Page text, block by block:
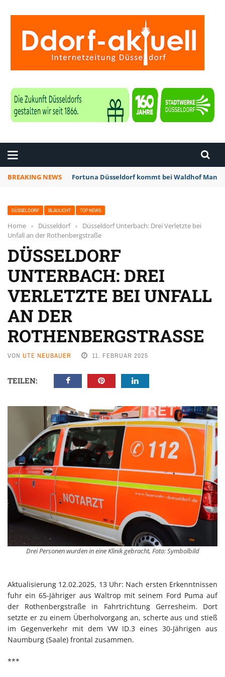
BREAKING NEWS Fortuna Düsseldorf kommt bei Waldhof
DÜSSELDORF BLAULICHT TOP NEWS
Home › Düsseldorf ›
Düsseldorf Unterbach: Drei Verletzte bei
Unfall an der Rothenbergstraße
DÜSSELDORF
UNTERBACH: DREI
VERLETZTE BEI UNFALL
AN DER
ROTHENBERGSTRASSE
VON UTE NEUBAUER 11. FEBRUAR 2025
TEILEN:
Drei Personen wurden in eine Klinik gebracht, Foto: Symbolbild
Aktualisierung 12.02.2025, 13 Uhr: Nach ersten Erkenntnissen
fuhr ein 65-Jähriger aus Waltrop mit seinem Ford Puma auf
der Rothenbergstraße in Fahrtrichtung Gerresheim. Dort
setzte er zu einem Überholvorgang an, scherte aus und stieß
im Gegenverkehr mit dem VW ID.3 eines 30-Jährigen aus
Naumburg (Saale) frontal zusammen.
***